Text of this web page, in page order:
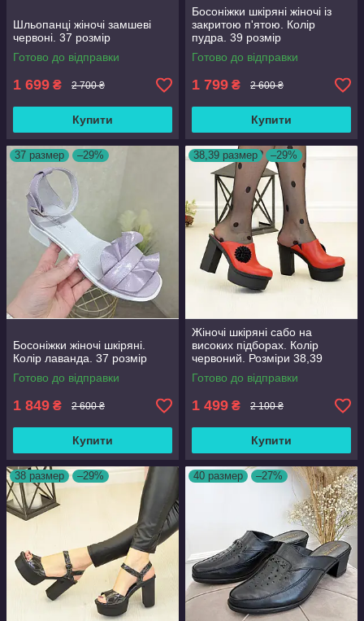
Шльопанці жіночі замшеві
червоні. 37 розмір
Готово до відправки
1 699 ₴ 2 700 ₴
Купити
Босоніжки шкіряні жіночі із
закритою п'ятою. Колір
пудра. 39 розмір
Готово до відправки
1 799 ₴ 2 600 ₴
Купити
37 размер –29%
Босоніжки жіночі шкіряні.
Колір лаванда. 37 розмір
Готово до відправки
1 849 ₴ 2 600 ₴
Купити
38,39 размер –29%
Жіночі шкіряні сабо на
високих підборах. Колір
червоний. Розміри 38,39
Готово до відправки
1 499 ₴ 2 100 ₴
Купити
38 размер –29% 40 размер –27%